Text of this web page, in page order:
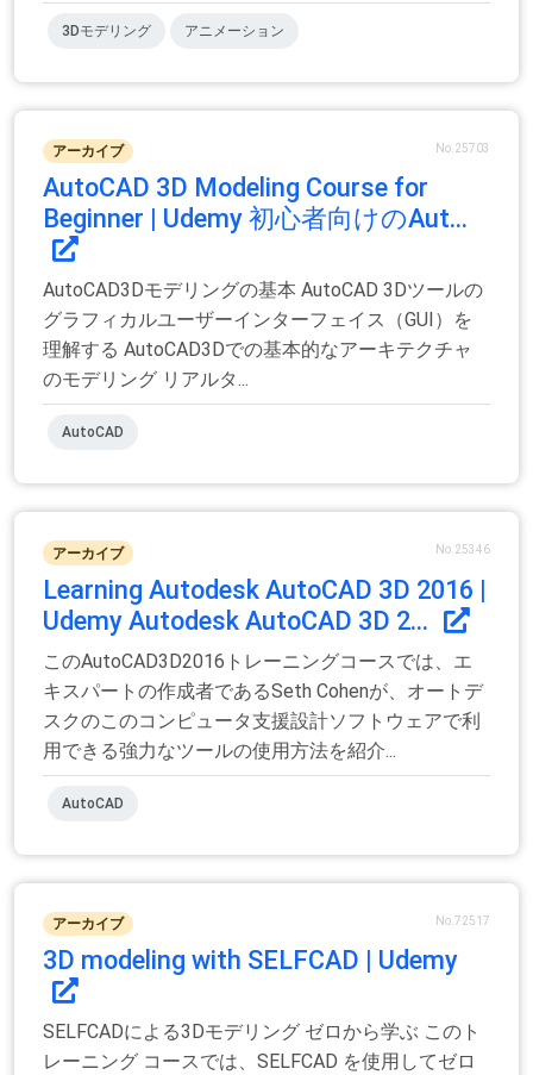
3Dモデリング アニメーション
アーカイブ No.25703
AutoCAD 3D Modeling Course for
Beginner | Udemy 初心者向けのAut...
AutoCAD3Dモデリングの基本 AutoCAD 3Dツールの
グラフィカルユーザーインターフェイス（GUI）を
理解する AutoCAD3Dでの基本的なアーキテクチャ
のモデリング リアルタ...
AutoCAD
アーカイブ No.25346
Learning Autodesk AutoCAD 3D 2016 |
Udemy Autodesk AutoCAD 3D 2...
このAutoCAD3D2016トレーニングコースでは、エ
キスパートの作成者であるSeth Cohenが、オートデ
スクのこのコンピュータ支援設計ソフトウェアで利
用できる強力なツールの使用方法を紹介...
AutoCAD
アーカイブ No.72517
3D modeling with SELFCAD | Udemy
SELFCADによる3Dモデリング ゼロから学ぶ このト
レーニング コースでは、SELFCAD を使用してゼロ